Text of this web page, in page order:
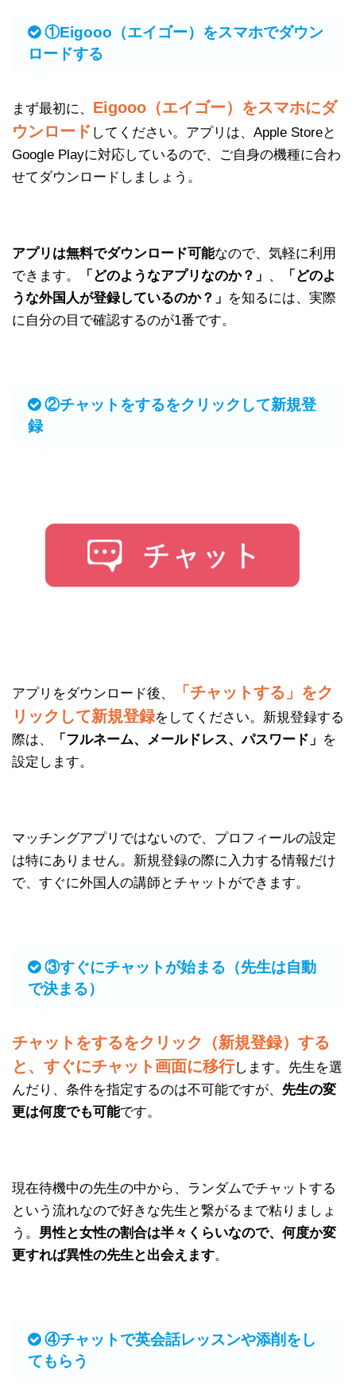
①Eigooo（エイゴー）をスマホでダウン
ロードする
まず最初に、 Eigooo（エイゴー）をスマホにダ
ウンロード してください。アプリは、Apple Storeと
Google Playに対応しているので、ご自身の機種に合わ
せてダウンロードしましょう。
アプリは無料でダウンロード可能なので、気軽に利用
できます。
「どのようなアプリなのか？」 、
「どのよ
うな外国人が登録しているのか？」 を知るには、実際
に自分の目で確認するのが1番です。
②チャットをするをクリックして新規登
録
アプリをダウンロード後、
「チャットする」をク
リックして新規登録をしてください。新規登録する
際は、
「フルネーム、メールドレス、パスワード」 を
設定します。
マッチングアプリではないので、プロフィールの設定
は特にありません。新規登録の際に入力する情報だけ
で、すぐに外国人の講師とチャットができます。
③すぐにチャットが始まる（先生は自動
で決まる）
チャットをするをクリック（新規登録）する
と、すぐにチャット画面に移行します。先生を選
んだり、条件を指定するのは不可能ですが、 先生の変
更は何度でも可能です。
現在待機中の先生の中から、ランダムでチャットする
という流れなので好きな先生と繋がるまで粘りましょ
う。 男性と女性の割合は半々くらいなので、何度か変
更すれば異性の先生と出会えます。
④チャットで英会話レッスンや添削をし
てもらう